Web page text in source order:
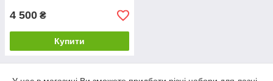
4 500 ₴
Купити